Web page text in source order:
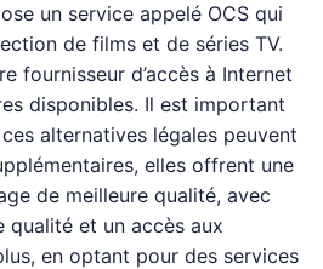
un service appelé OCS qui
de films et de séries TV.
fournisseur d’accès à Internet
disponibles. Il est important
alternatives légales peuvent
elles offrent une
de meilleure qualité, avec
qualité et un accès aux
en optant pour des services